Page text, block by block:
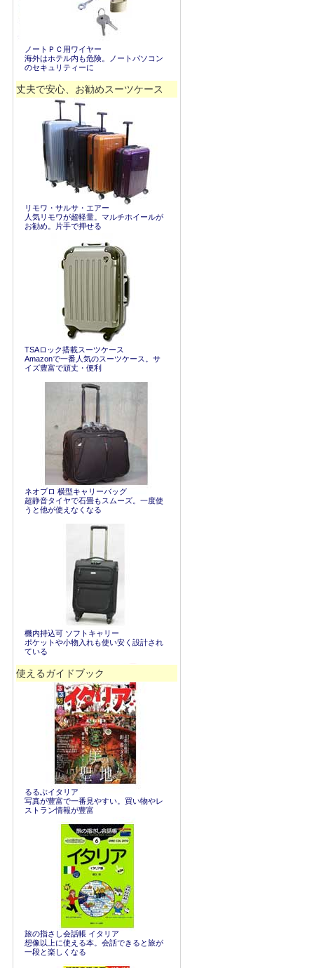
ノートＰＣ用ワイヤー
海外はホテル内も危険。ノートパソコン
のセキュリティーに
丈夫で安心、お勧めスーツケース
リモワ・サルサ・エアー
人気リモワが超軽量。マルチホイールが
お勧め。片手で押せる
TSAロック搭載スーツケース
Amazonで一番人気のスーツケース。サ
イズ豊富で頑丈・便利
ネオプロ 横型キャリーバッグ
超静音タイヤで石畳もスムーズ。一度使
うと他が使えなくなる
機内持込可 ソフトキャリー
ポケットや小物入れも使い安く設計され
ている
使えるガイドブック
るるぶイタリア
写真が豊富で一番見やすい。買い物やレ
ストラン情報が豊富
旅の指さし会話帳 イタリア
想像以上に使える本。会話できると旅が
一段と楽しくなる